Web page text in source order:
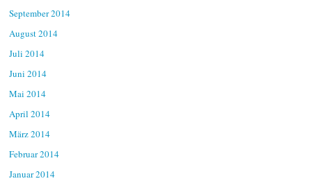
September 2014
August 2014
Juli 2014
Juni 2014
Mai 2014
April 2014
März 2014
Februar 2014
Januar 2014